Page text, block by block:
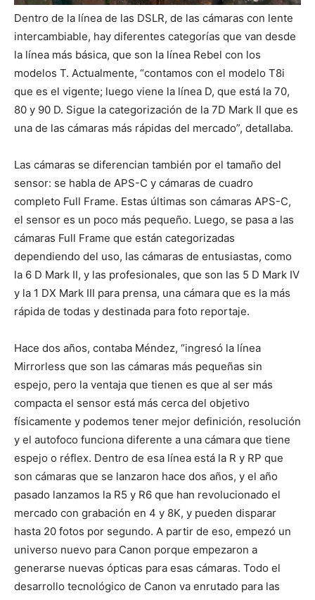
Dentro de la línea de las DSLR, de las cámaras con lente
intercambiable, hay diferentes categorías que van desde
la línea más básica, que son la línea Rebel con los
modelos T. Actualmente, “contamos con el modelo T8i
que es el vigente; luego viene la línea D, que está la 70,
80 y 90 D. Sigue la categorización de la 7D Mark II que es
una de las cámaras más rápidas del mercado”, detallaba.
Las cámaras se diferencian también por el tamaño del
sensor: se habla de APS-C y cámaras de cuadro
completo Full Frame. Estas últimas son cámaras APS-C,
el sensor es un poco más pequeño. Luego, se pasa a las
cámaras Full Frame que están categorizadas
dependiendo del uso, las cámaras de entusiastas, como
la 6 D Mark II, y las profesionales, que son las 5 D Mark IV
y la 1 DX Mark III para prensa, una cámara que es la más
rápida de todas y destinada para foto reportaje.
Hace dos años, contaba Méndez, “ingresó la línea
Mirrorless que son las cámaras más pequeñas sin
espejo, pero la ventaja que tienen es que al ser más
compacta el sensor está más cerca del objetivo
físicamente y podemos tener mejor definición, resolución
y el autofoco funciona diferente a una cámara que tiene
espejo o réflex. Dentro de esa línea está la R y RP que
son cámaras que se lanzaron hace dos años, y el año
pasado lanzamos la R5 y R6 que han revolucionado el
mercado con grabación en 4 y 8K, y pueden disparar
hasta 20 fotos por segundo. A partir de eso, empezó un
universo nuevo para Canon porque empezaron a
generarse nuevas ópticas para esas cámaras. Todo el
desarrollo tecnológico de Canon va enrutado para las